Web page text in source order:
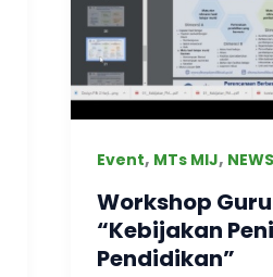
Event, MTs MIJ, NEWS
Workshop
“Kebijakan
Pendidikan”